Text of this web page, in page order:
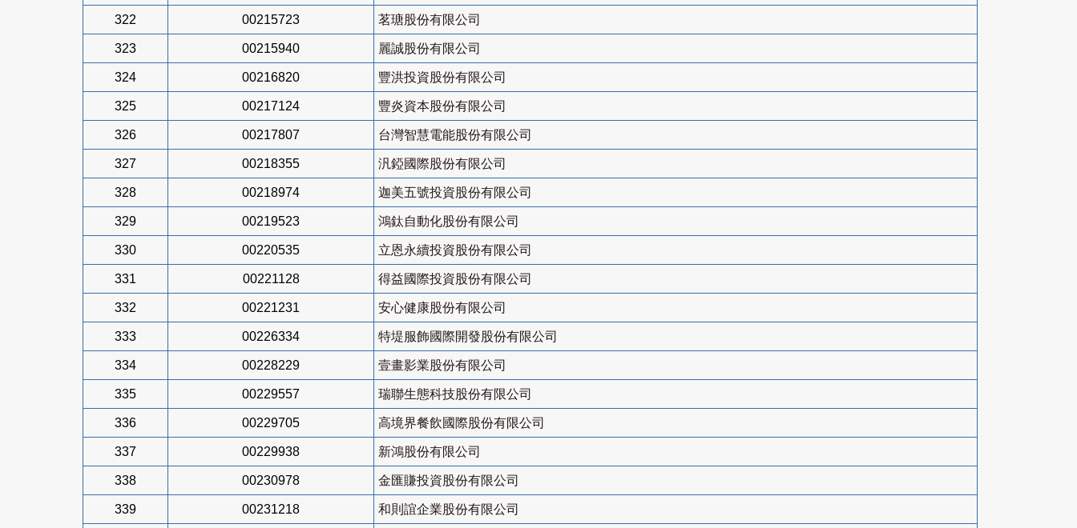
322 00215723 茗瑭股份有限公司
323 00215940 麗誠股份有限公司
324 00216820 豐洪投資股份有限公司
325 00217124 豐炎資本股份有限公司
326 00217807 台灣智慧電能股份有限公司
327 00218355 汎錏國際股份有限公司
328 00218974 迦美五號投資股份有限公司
329 00219523 鴻鈦自動化股份有限公司
330 00220535 立恩永續投資股份有限公司
331 00221128 得益國際投資股份有限公司
332 00221231 安心健康股份有限公司
333 00226334 特堤服飾國際開發股份有限公司
334 00228229 壹畫影業股份有限公司
335 00229557 瑞聯生態科技股份有限公司
336 00229705 高境界餐飲國際股份有限公司
337 00229938 新鴻股份有限公司
338 00230978 金匯賺投資股份有限公司
339 00231218 和則誼企業股份有限公司